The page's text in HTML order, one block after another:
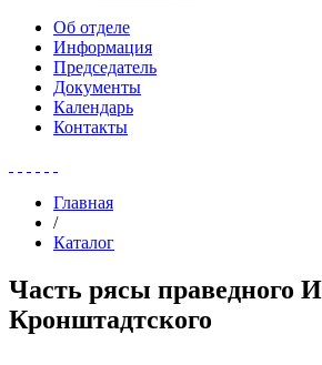
Об отделе
Информация
Председатель
Документы
Календарь
Контакты
Главная
/
Каталог
Часть рясы праведного
Кронштадтского